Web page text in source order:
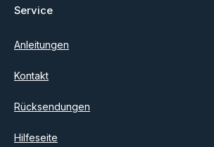
Service
Anleitungen
Kontakt
Rücksendungen
Hilfeseite